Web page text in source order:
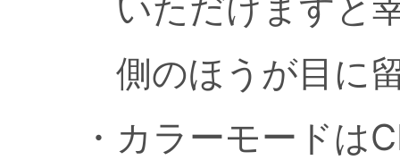
側のほうが目に
・ カラーモードは